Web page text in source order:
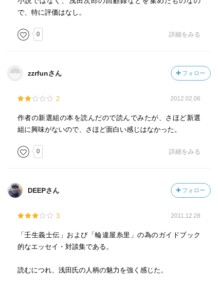
で、特に評価はなし。
0 詳細をみる
zzrfunさん フォロー
2 2012.02.06
作者の新選組の本を読んだので読んでみたが、さほど新選
組に興味がないので、さほど面白い感じはなかった。
0 詳細をみる
DEEPさん フォロー
3 2011.12.28
「壬生義士伝」および「輪違屋糸里」の為のガイドブック
的なエッセイ・対談集である。
読むにつれ、浅田氏の人柄の魅力を強く感じた。